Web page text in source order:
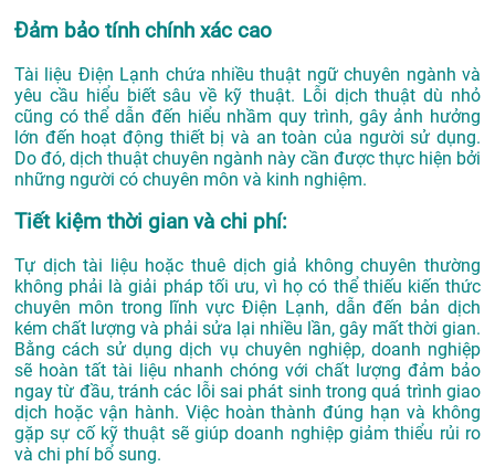
Đảm bảo tính chính xác cao
Tài liệu Điện Lạnh chứa nhiều thuật ngữ chuyên ngành và
yêu cầu hiểu biết sâu về kỹ thuật. Lỗi dịch thuật dù nhỏ
cũng có thể dẫn đến hiểu nhầm quy trình, gây ảnh hưởng
lớn đến hoạt động thiết bị và an toàn của người sử dụng.
Do đó, dịch thuật chuyên ngành này cần được thực hiện bởi
những người có chuyên môn và kinh nghiệm.
Tiết kiệm thời gian và chi phí:
Tự dịch tài liệu hoặc thuê dịch giả không chuyên thường
không phải là giải pháp tối ưu, vì họ có thể thiếu kiến thức
chuyên môn trong lĩnh vực Điện Lạnh, dẫn đến bản dịch
kém chất lượng và phải sửa lại nhiều lần, gây mất thời gian.
Bằng cách sử dụng dịch vụ chuyên nghiệp, doanh nghiệp
sẽ hoàn tất tài liệu nhanh chóng với chất lượng đảm bảo
ngay từ đầu, tránh các lỗi sai phát sinh trong quá trình giao
dịch hoặc vận hành. Việc hoàn thành đúng hạn và không
gặp sự cố kỹ thuật sẽ giúp doanh nghiệp giảm thiểu rủi ro
và chi phí bổ sung.